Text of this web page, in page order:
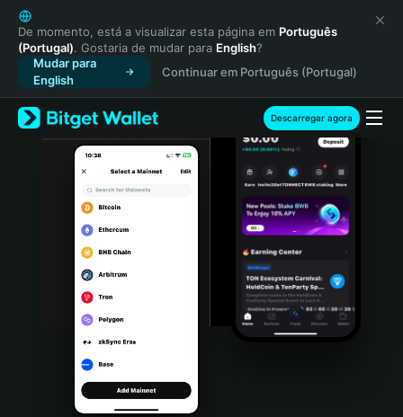
English
日本語
Tiếng Việt
Русский
Español (Latinoamérica)
Türkçe
Italiano
Português (Portugal)
Bahasa Indonesia
Português (Brasil)
Español (Argentina)
De momento, está a visualizar esta página em Português
(Portugal). Gostaria de mudar para English?
Mudar para
English
Continuar em Português (Portugal)
Descarregar agora